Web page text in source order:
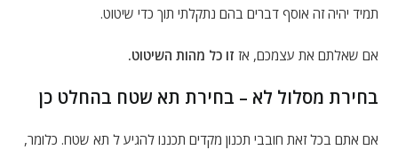
תמיד יהיה זה אוסף דברים בהם נתקלתי תוך כדי שיטוט.
אם שאלתם את עצמכם, אז זו כל מהות השיטוט.
בחירת מסלול לא – בחירת תא שטח בהחלט כן
אם אתם בכל זאת חובבי תכנון מקדים תכננו להגיע ל תא שטח. כלומר,